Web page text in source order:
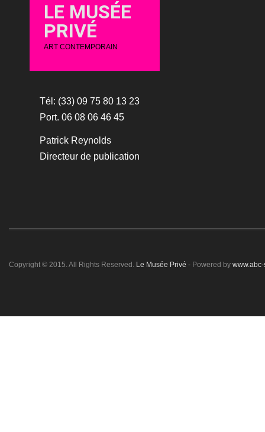
LE MUSÉE
PRIVÉ
ART CONTEMPORAIN
Tél: (33) 09 75 80 13 23
Port. 06 08 06 46 45
Patrick Reynolds
Directeur de publication
Copyright © 2015. All Rights Reserved. Le Musée Privé - Powered by